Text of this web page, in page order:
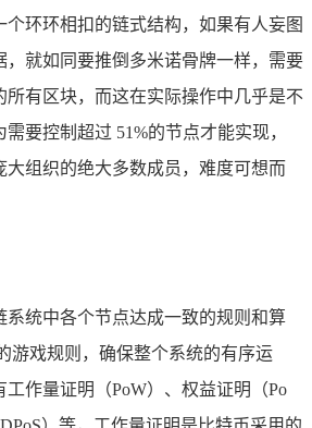
个环环相扣的链式结构，如果有人妄图
，就如同要推倒多米诺骨牌一样，需要
所有区块，而这在实际操作中几乎是不
要控制超过 51%的节点才能实现，
大组织的绝大多数成员，难度可想而
系统中各个节点达成一致的规则和算
游戏规则，确保整个系统的有序运
作量证明（PoW）、权益证明（Po